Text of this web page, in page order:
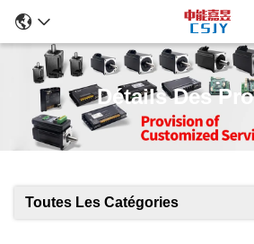
Détails Des
Toutes Les Catégories